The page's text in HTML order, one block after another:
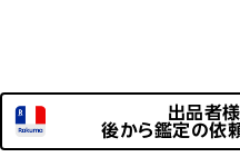
出品者
後から鑑定の依